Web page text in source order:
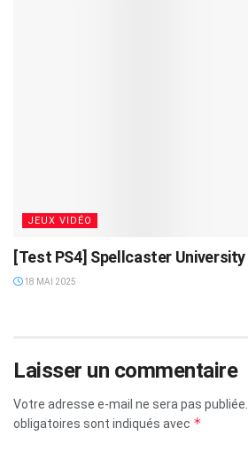
JEUX VIDÉO
[Test PS4] Spellcaster University
18 MAI 2025
Laisser un commentaire
Votre adresse e-mail ne sera pas publiée.
obligatoires sont indiqués avec *